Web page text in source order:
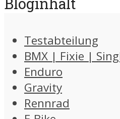
Testabteilung
BMX | Fixie |
Enduro
Gravity
Rennrad